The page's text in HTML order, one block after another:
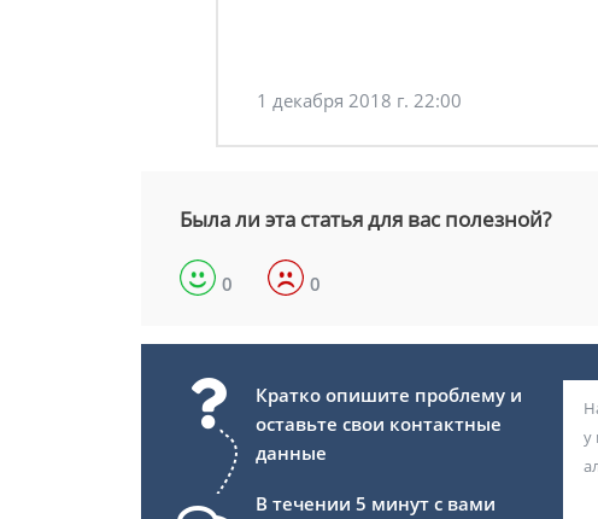
1 декабря 2018 г. 22:00
Была ли эта статья для вас полезной?
0 0
Кратко опишите проблему и
оставьте свои контактные
данные
В течении 5 минут с вами